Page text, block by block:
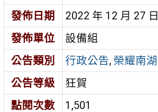
發佈日期
2022 年 12 月 27 日
發佈單位
設備組
公告類別
行政公告, 榮耀南湖
公告等級
狂賀
點閱次數
1,501